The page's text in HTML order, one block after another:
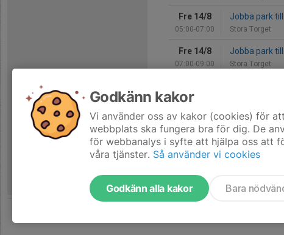
Fre 14/8
05:00-07:00
Jobba park
Stora Torget
Fre 14/8
07:00-09:00
Jobba park
Stora Torget
17:30-19:30
Hela kalendern
Godkänn kakor
Vi använder oss av kakor (cookies) för
webbplats ska fungera bra för dig. De
för webbanalys i syfte att hjälpa oss att
våra tjänster. Så använder vi cookies
Godkänn alla kakor Bara